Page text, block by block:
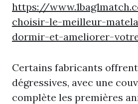
https://
choisir-le-meilleur-
dormir-et-ameliorer-
Certains fabricants
dégressives, avec une
complète les premières